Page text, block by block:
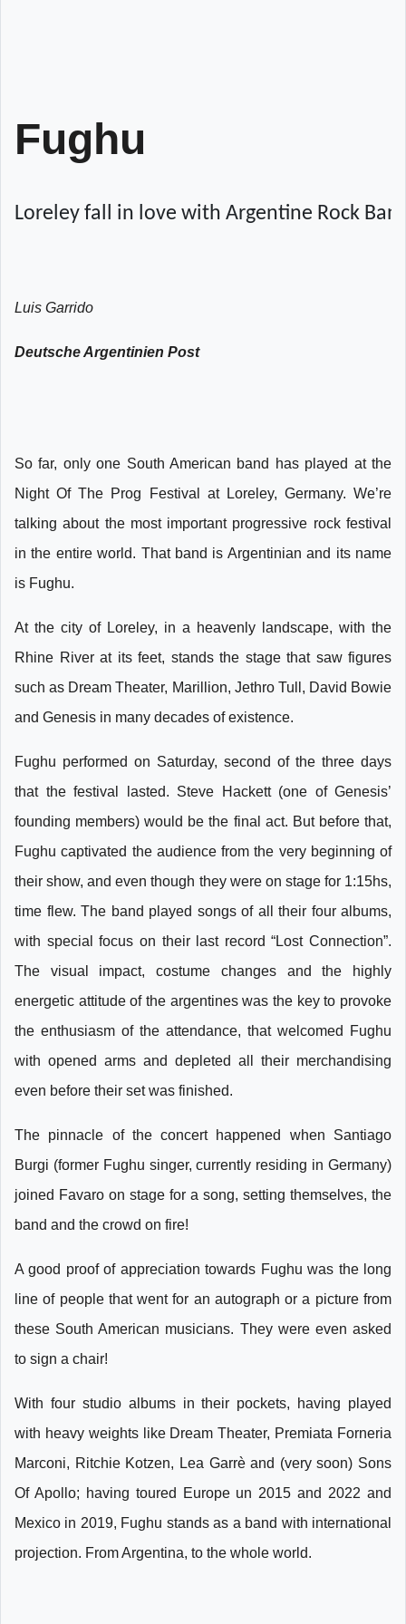
Fughu
Loreley fall in love with Argentine Rock
Luis Garrido
Deutsche Argentinien Post
So far, only one South American band has played at the
Night Of The Prog Festival at Loreley, Germany. We’re
talking about the most important progressive rock festival
in the entire world. That band is Argentinian and its name
is Fughu.
At the city of Loreley, in a heavenly landscape, with the
Rhine River at its feet, stands the stage that saw figures
such as Dream Theater, Marillion, Jethro Tull, David Bowie
and Genesis in many decades of existence.
Fughu performed on Saturday, second of the three days
that the festival lasted. Steve Hackett (one of Genesis’
founding members) would be the final act. But before that,
Fughu captivated the audience from the very beginning of
their show, and even though they were on stage for 1:15hs,
time flew. The band played songs of all their four albums,
with special focus on their last record “Lost Connection”.
The visual impact, costume changes and the highly
energetic attitude of the argentines was the key to provoke
the enthusiasm of the attendance, that welcomed Fughu
with opened arms and depleted all their merchandising
even before their set was finished.
The pinnacle of the concert happened when Santiago
Burgi (former Fughu singer, currently residing in Germany)
joined Favaro on stage for a song, setting themselves, the
band and the crowd on fire!
A good proof of appreciation towards Fughu was the long
line of people that went for an autograph or a picture from
these South American musicians. They were even asked
to sign a chair!
With four studio albums in their pockets, having played
with heavy weights like Dream Theater, Premiata Forneria
Marconi, Ritchie Kotzen, Lea Garrè and (very soon) Sons
Of Apollo; having toured Europe un 2015 and 2022 and
Mexico in 2019, Fughu stands as a band with international
projection. From Argentina, to the whole world.